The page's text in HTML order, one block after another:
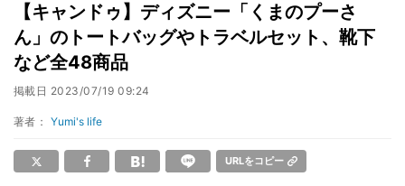
【キャンドゥ】ディズニー「くまのプーさ
ん」のトートバッグやトラベルセット、靴下
など全48商品
掲載日 2023/07/19 09:24
著者： Yumi's life
URLをコピー